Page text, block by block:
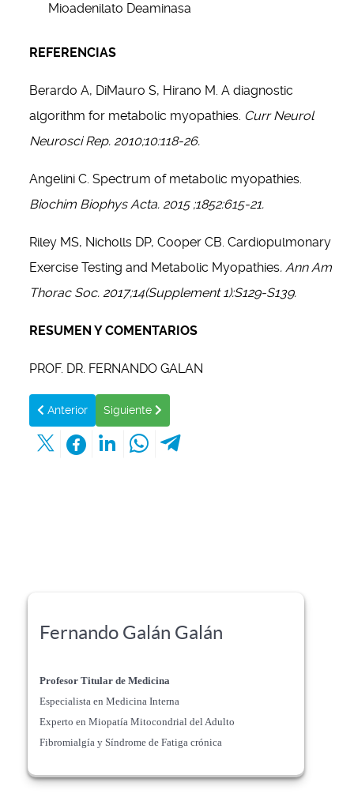
Mioadenilato Deaminasa
REFERENCIAS
Berardo A, DiMauro S, Hirano M. A diagnostic
algorithm for metabolic myopathies. Curr Neurol
Neurosci Rep. 2010;10:118-26.
Angelini C. Spectrum of metabolic myopathies.
Biochim Biophys Acta. 2015 ;1852:615-21.
Riley MS, Nicholls DP, Cooper CB. Cardiopulmonary
Exercise Testing and Metabolic Myopathies. Ann Am
Thorac Soc. 2017;14(Supplement 1):S129-S139.
RESUMEN Y COMENTARIOS
PROF. DR. FERNANDO GALAN
Artículo anterior: ¿CUÁLES SON LOS SÍNTOMAS DE LA
Anterior Artículo siguiente: MIOPATÍAS MANIFESTADAS
Siguiente
Fernando Galán Galán
Profesor Titular de Medicina
Especialista en Medicina Interna
Experto en Miopatía Mitocondrial del Adulto
Fibromialgía y Síndrome de Fatiga crónica